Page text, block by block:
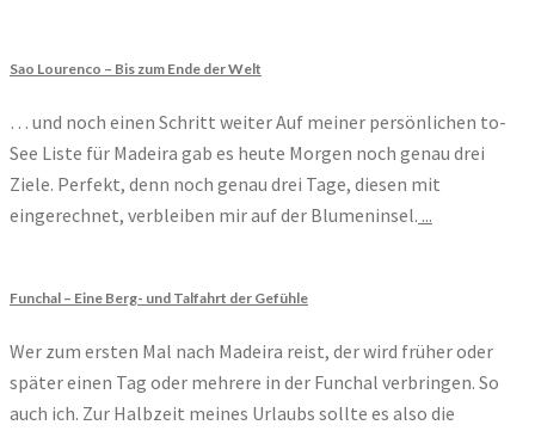
Sao Lourenco – Bis zum Ende der Welt
… und noch einen Schritt weiter Auf meiner persönlichen to-
See Liste für Madeira gab es heute Morgen noch genau drei
Ziele. Perfekt, denn noch genau drei Tage, diesen mit
eingerechnet, verbleiben mir auf der Blumeninsel. ...
Funchal – Eine Berg- und Talfahrt der Gefühle
Wer zum ersten Mal nach Madeira reist, der wird früher oder
später einen Tag oder mehrere in der Funchal verbringen. So
auch ich. Zur Halbzeit meines Urlaubs sollte es also die